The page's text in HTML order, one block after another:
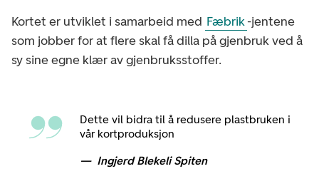
Kortet er utviklet i samarbeid med Fæbrik-jentene
som jobber for at flere skal få dilla på gjenbruk ved å
sy sine egne klær av gjenbruksstoffer.
Dette vil bidra til å redusere plastbruken i
vår kortproduksjon
Ingjerd Blekeli Spiten